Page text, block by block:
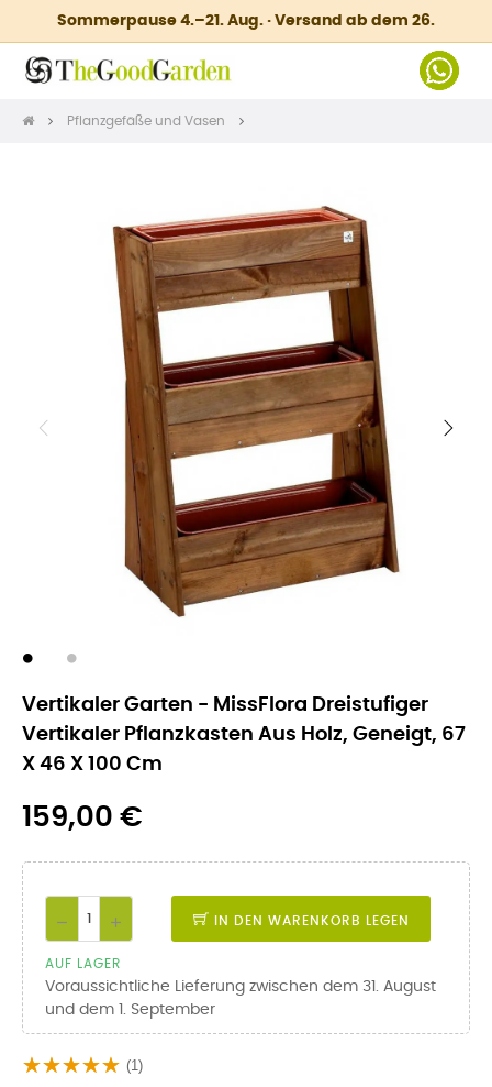
Sommerpause 4.–21. Aug. · Versand ab dem 26.
Pflanzgefäße und Vasen
Vertikaler Garten - MissFlora Dreistufiger
Vertikaler Pflanzkasten Aus Holz, Geneigt, 67
X 46 X 100 Cm
159,00 €
IN DEN WARENKORB LEGEN
AUF LAGER
Voraussichtliche Lieferung zwischen dem 31. August
und dem 1. September
(1)